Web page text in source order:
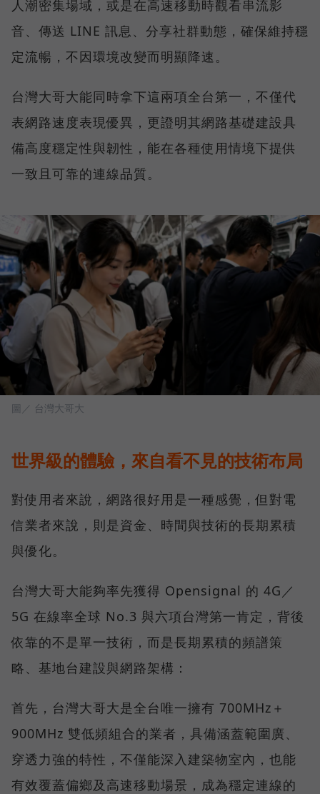
人潮密集場域，或是在高速移動時觀看串流影
音、傳送 LINE 訊息、分享社群動態，確保維持穩
定流暢，不因環境改變而明顯降速。
台灣大哥大能同時拿下這兩項全台第一，不僅代
表網路速度表現優異，更證明其網路基礎建設具
備高度穩定性與韌性，能在各種使用情境下提供
一致且可靠的連線品質。
圖／ 台灣大哥大
世界級的體驗，來自看不見的技術布局
對使用者來說，網路很好用是一種感覺，但對電
信業者來說，則是資金、時間與技術的長期累積
與優化。
台灣大哥大能夠率先獲得 Opensignal 的 4G／
5G 在線率全球 No.3 與六項台灣第一肯定，背後
依靠的不是單一技術，而是長期累積的頻譜策
略、基地台建設與網路架構：
首先，台灣大哥大是全台唯一擁有 700MHz＋
900MHz 雙低頻組合的業者，具備涵蓋範圍廣、
穿透力強的特性，不僅能深入建築物室內，也能
有效覆蓋偏鄉及高速移動場景，成為穩定連線的